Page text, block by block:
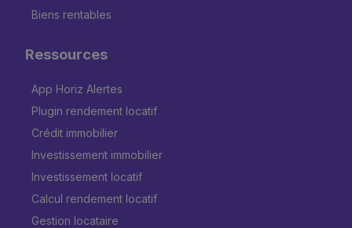
Biens rentables
Ressources
App Horiz Alertes
Plugin rendement locatif
Crédit immobilier
Investissement immobilier
Investissement locatif
Calcul rendement locatif
Gestion locataire